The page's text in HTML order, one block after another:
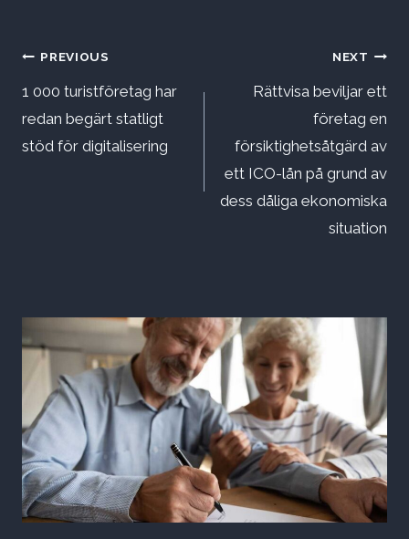
Inläggsnavigering
PREVIOUS
1 000 turistföretag har
redan begärt statligt
stöd för digitalisering
NEXT
Rättvisa beviljar ett
företag en
försiktighetsåtgärd av
ett ICO-lån på grund av
dess dåliga ekonomiska
situation